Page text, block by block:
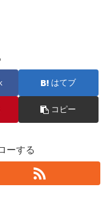
はてブ
コピー
ーする